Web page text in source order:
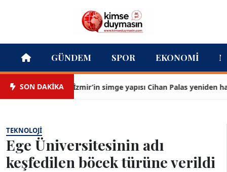
GÜNDEM SPOR EKONOMI
SON DAKİKAİzmir’in simge yapısı Cihan Palas yeniden hayat
TEKNOLOJI
Ege Üniversitesinin adı
keşfedilen böcek türüne verildi